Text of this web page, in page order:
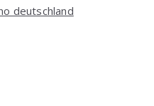
deutschland